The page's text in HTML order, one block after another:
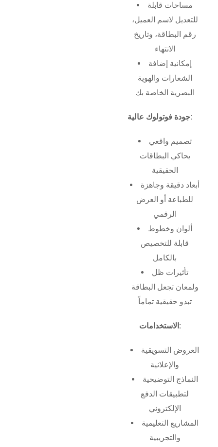
مساحات قابلة
للتعديل لاسم العميل،
رقم البطاقة، وتاريخ
الانتهاء
إمكانية إضافة
الشعارات والهوية
البصرية الخاصة بك
جودة فوتولوك عالية:
تصميم واقعي
يحاكي البطاقات
الحقيقية
أبعاد دقيقة وجاهزة
للطباعة أو العرض
الرقمي
ألوان وخطوط
قابلة للتخصيص
بالكامل
تأثيرات ظل
ولمعان تجعل البطاقة
تبدو حقيقية تماماً
الاستخدامات:
العروض التسويقية
والإعلانية
النماذج التوضيحية
لتطبيقات الدفع
الإلكتروني
المشاريع التعليمية
والتجريبية